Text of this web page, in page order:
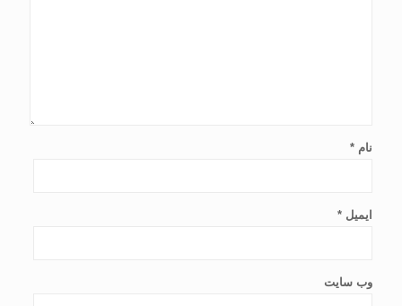
نام *
ایمیل *
وب‌ سایت